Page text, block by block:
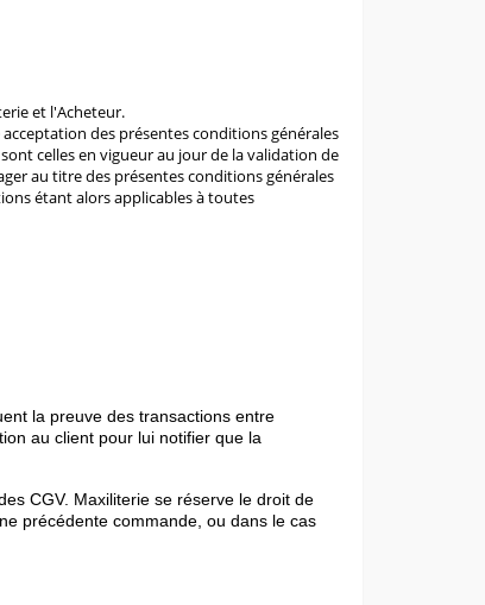
et l'Acheteur.
des présentes conditions générales
celles en vigueur au jour de la validation de
au titre des présentes conditions générales
étant alors applicables à toutes
la preuve des transactions entre
au client pour lui notifier que la
CGV. Maxiliterie se réserve le droit de
précédente commande, ou dans le cas